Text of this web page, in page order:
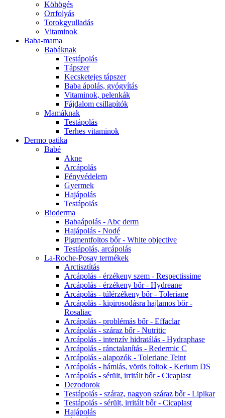
Köhögés
Orrfolyás
Torokgyulladás
Vitaminok
Baba-mama
Babáknak
Testápolás
Tápszer
Kecsketejes tápszer
Baba ápolás, gyógyítás
Vitaminok, pelenkák
Fájdalom csillapítók
Mamáknak
Testápolás
Terhes vitaminok
Dermo patika
Babé
Akne
Arcápolás
Fényvédelem
Gyermek
Hajápolás
Testápolás
Bioderma
Babaápolás - Abc derm
Hajápolás - Nodé
Pigmentfoltos bőr - White objective
Testápolás, arcápolás
La-Roche-Posay termékek
Arctisztítás
Arcápolás - érzékeny szem - Respectissime
Arcápolás - érzékeny bőr - Hydreane
Arcápolás - túlérzékeny bőr - Toleriane
Arcápolás - kipirosodásra hajlamos bőr -
Rosaliac
Arcápolás - problémás bőr - Effaclar
Arcápolás - száraz bőr - Nutritic
Arcápolás - intenzív hidratálás - Hydraphase
Arcápolás - ránctalanítás - Redermic C
Arcápolás - alapozók - Toleriane Teint
Arcápolás - hámlás, vörös foltok - Kerium DS
Arcápolás - sérült, irritált bőr - Cicaplast
Dezodorok
Testápolás - száraz, nagyon száraz bőr - Lipikar
Testápolás - sérült, irritált bőr - Cicaplast
Hajápolás